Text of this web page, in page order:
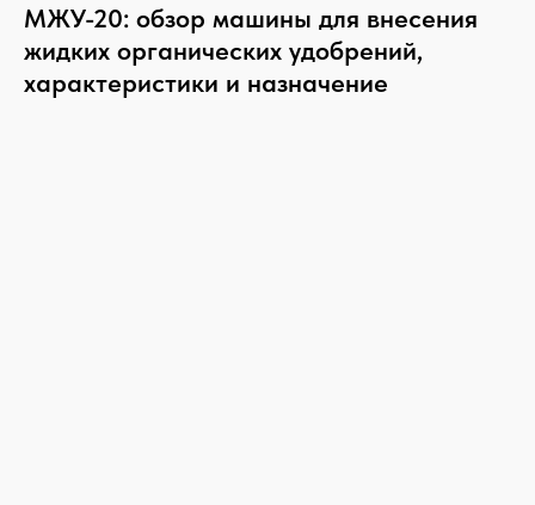
МЖУ-20: обзор машины для внесения
жидких органических удобрений,
характеристики и назначение